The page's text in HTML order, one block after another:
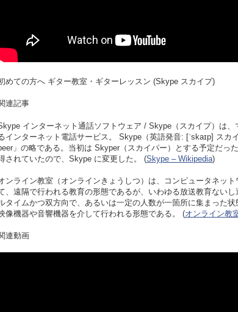
めての方へ ギター教室・ギターレッスン (Skype スカイプ)
連記事
インターネット通話ソフトウェア / Skype（スカイプ）は、
インターネット電話サービス。 Skype（英語発音: [ˈskaɪp] スカ
」の略である。当初は Skyper（スカイパー）とする予定だっ
されていたので、Skype に変更した。 (Skype – Wikipedia)
ンライン教室（オンラインきょうしつ）は、コンピュータネッ
、遠隔で行われる教育の形態であるが、いわゆる放送教育ない
タイムかつ双方向で、あるいは一定の人数が一箇所に集まった
像機器や音響機器を介して行われる形態である。 (オンライン教
連動画